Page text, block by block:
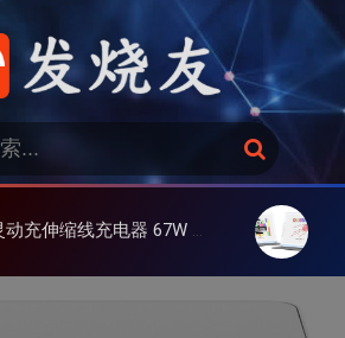
友
搜
索
可伸缩线、氮化镓、3C多设备同时充 大上